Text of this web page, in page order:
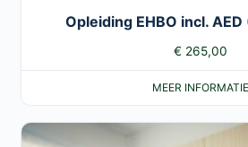
Opleiding EHBO incl.
€ 265,00
MEER INFORMATIE